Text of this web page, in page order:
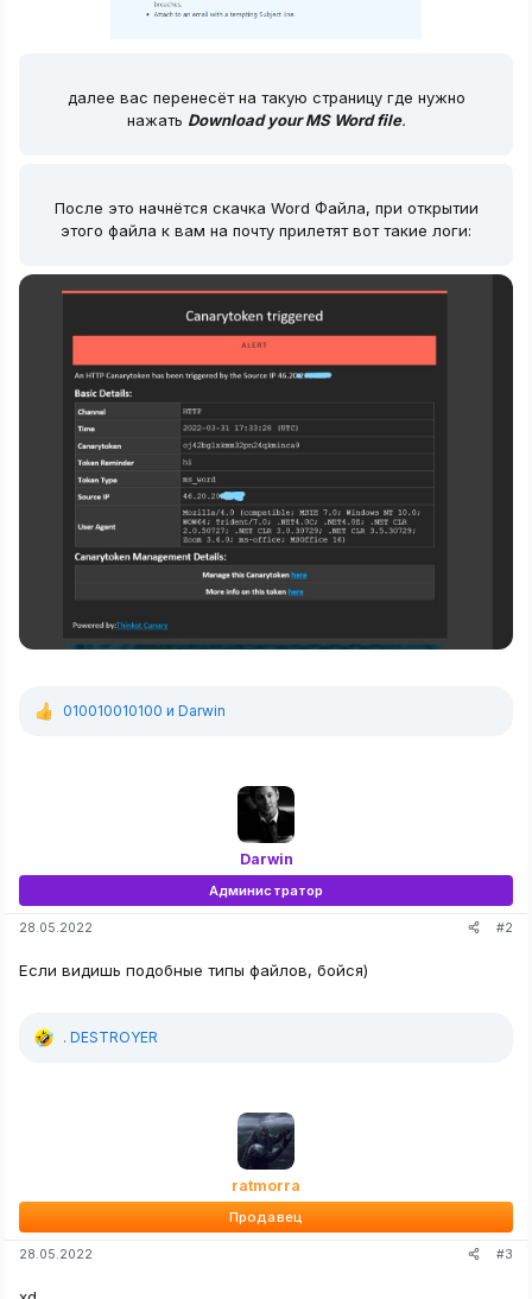
далее вас перенесёт на такую страницу где нужно
нажать Download your MS Word file.
После это начнётся скачка Word Файла, при открытии
этого файла к вам на почту прилетят вот такие логи:
Р
010010010100 и Darwin
Darwin
Администратор
28.05.2022 #2
Если видишь подобные типы файлов, бойся)
Р
. DESTROYER
ratmorra
Продавец
28.05.2022 #3